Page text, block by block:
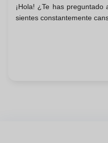
¡Hola! ¿Te has preguntado
sientes constantemente